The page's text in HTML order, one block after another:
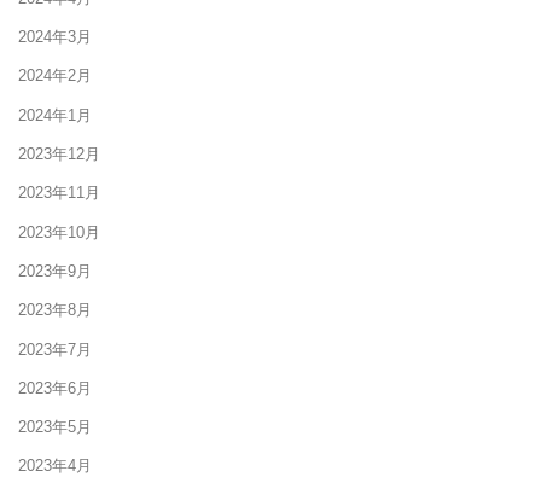
2024年3月
2024年2月
2024年1月
2023年12月
2023年11月
2023年10月
2023年9月
2023年8月
2023年7月
2023年6月
2023年5月
2023年4月